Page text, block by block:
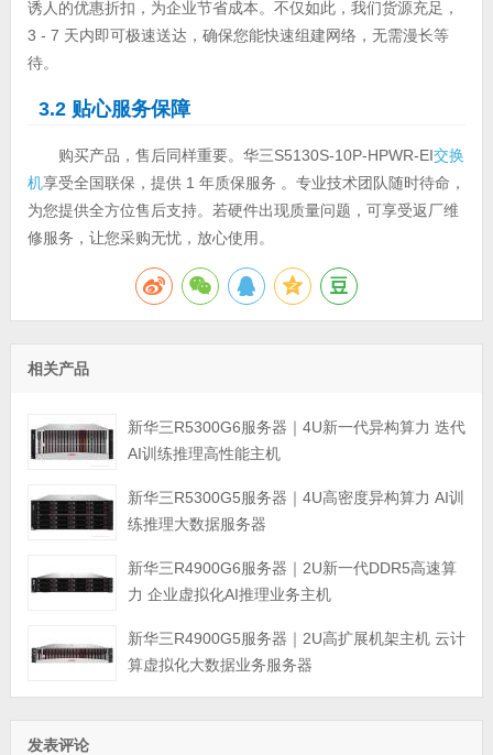
诱人的优惠折扣，为企业节省成本。不仅如此，我们货源充足，
3 - 7 天内即可极速送达，确保您能快速组建网络，无需漫长等
待。
3.2 贴心服务保障
购买产品，售后同样重要。华三S5130S-10P-HPWR-EI交换
机享受全国联保，提供 1 年质保服务 。专业技术团队随时待命，
为您提供全方位售后支持。若硬件出现质量问题，可享受返厂维
修服务，让您采购无忧，放心使用。
相关产品
新华三R5300G6服务器｜4U新一代异构算力 迭代
AI训练推理高性能主机
新华三R5300G5服务器｜4U高密度异构算力 AI训
练推理大数据服务器
新华三R4900G6服务器｜2U新一代DDR5高速算
力 企业虚拟化AI推理业务主机
新华三R4900G5服务器｜2U高扩展机架主机 云计
算虚拟化大数据业务服务器
发表评论